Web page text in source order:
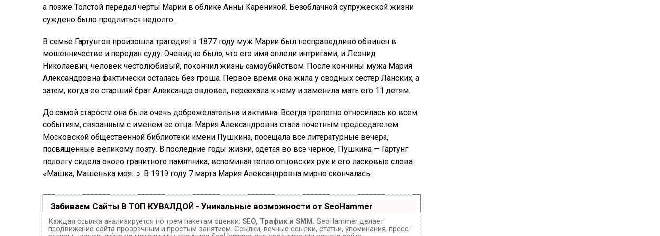
а позже Толстой передал черты Марии в облике Анны Карениной. Безоблачной супружеской жизни
суждено было продлиться недолго.
В семье Гартунгов произошла трагедия: в 1877 году муж Марии был несправедливо обвинен в
мошенничестве и передан суду. Очевидно было, что его имя оплели интригами, и Леонид
Николаевич, человек честолюбивый, покончил жизнь самоубийством. После кончины мужа Мария
Александровна фактически осталась без гроша. Первое время она жила у сводных сестер Ланских, а
затем, когда ее старший брат Александр овдовел, переехала к нему и заменила мать его 11 детям.
До самой старости она была очень доброжелательна и активна. Всегда трепетно относилась ко всем
событиям, связанным с именем ее отца. Мария Александровна стала почетным председателем
Московской общественной библиотеки имени Пушкина, посещала все литературные вечера,
посвященные великому поэту. В последние годы жизни, одетая во все черное, Пушкина — Гартунг
подолгу сидела около гранитного памятника, вспоминая тепло отцовских рук и его ласковые слова:
«Машка, Машенька моя…». В 1919 году 7 марта Мария Александровна мирно скончалась.
Забиваем Сайты В ТОП КУВАЛДОЙ - Уникальные возможности от SeoHammer
Каждая ссылка анализируется по трем пакетам оценки: SEO, Трафик и SMM. SeoHammer делает
продвижение сайта прозрачным и простым занятием. Ссылки, вечные ссылки, статьи, упоминания, пресс-